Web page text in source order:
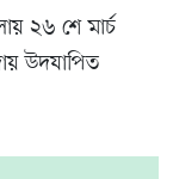
২৬ শে মার্চ
উদযাপিত